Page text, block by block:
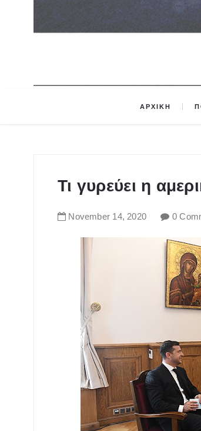
ΑΡΧΙΚΗ
Τι γυρεύει η
November 14, 2020 0